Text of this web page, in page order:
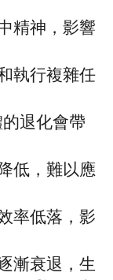
精神，影響
執行複雜任
的退化會帶
低，難以應
率低落，影
漸衰退，生